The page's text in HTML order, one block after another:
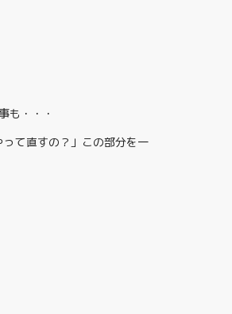
も・・・
て直すの？」この部分を一